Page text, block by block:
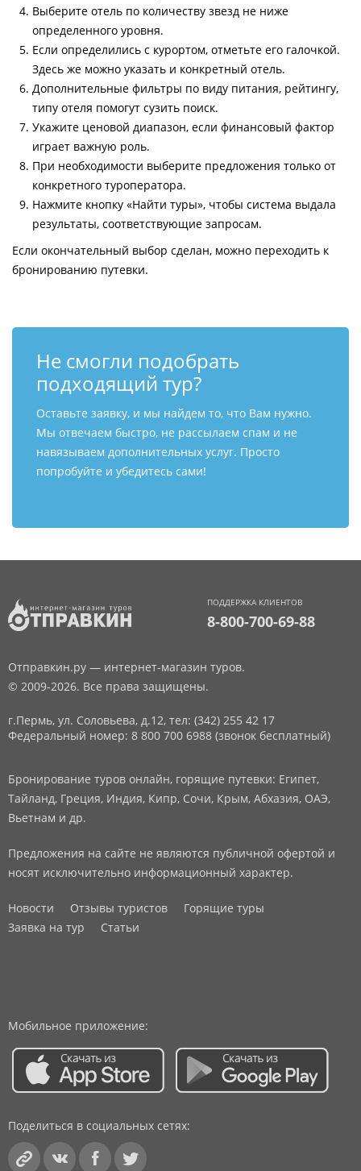
Выберите отель по количеству звезд не ниже
определенного уровня.
Если определились с курортом, отметьте его галочкой.
Здесь же можно указать и конкретный отель.
Дополнительные фильтры по виду питания, рейтингу,
типу отеля помогут сузить поиск.
Укажите ценовой диапазон, если финансовый фактор
играет важную роль.
При необходимости выберите предложения только от
конкретного туроператора.
Нажмите кнопку «Найти туры», чтобы система выдала
результаты, соответствующие запросам.
Если окончательный выбор сделан, можно переходить к
бронированию путевки.
Не смогли подобрать
подходящий тур?
Оставьте заявку, и мы найдем то, что Вам нужно.
Мы отвечаем быстро, не рассылаем спам и не
навязываем дополнительных услуг. Просто
попробуйте и убедитесь сами!
ПОДДЕРЖКА КЛИЕНТОВ
8-800-700-69-88
Отправкин.ру — интернет-магазин туров.
© 2009-2026. Все права защищены.
г.Пермь, ул. Соловьева, д.12, тел: (342) 255 42 17
Федеральный номер: 8 800 700 6988 (звонок бесплатный)
Бронирование туров онлайн, горящие путевки: Египет,
Тайланд, Греция, Индия, Кипр, Сочи, Крым, Абхазия, ОАЭ,
Вьетнам и др.
Предложения на сайте не являются публичной офертой и
носят исключительно информационный характер.
Новости Отзывы туристов
Горящие туры
Заявка на тур
Статьи
Мобильное приложение:
Поделиться в социальных сетях: